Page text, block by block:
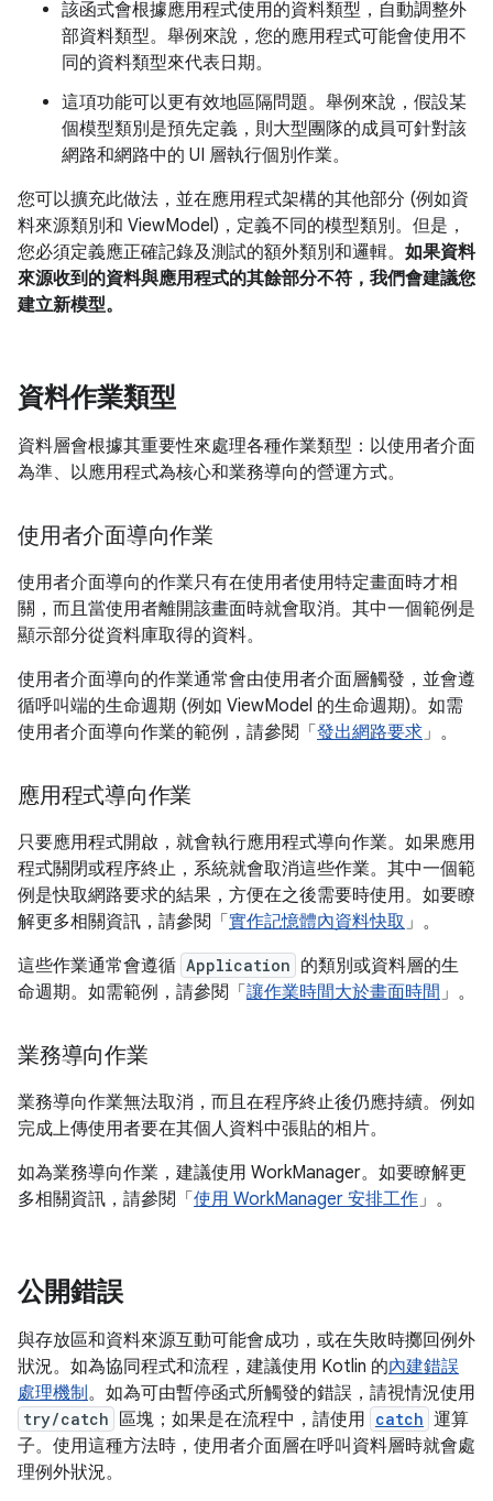
該函式會根據應用程式使用的資料類型，自動調整外
部資料類型。舉例來說，您的應用程式可能會使用不
同的資料類型來代表日期。
這項功能可以更有效地區隔問題。舉例來說，假設某
個模型類別是預先定義，則大型團隊的成員可針對該
網路和網路中的 UI 層執行個別作業。
您可以擴充此做法，並在應用程式架構的其他部分 (例如資
料來源類別和 ViewModel)，定義不同的模型類別。但是，
您必須定義應正確記錄及測試的額外類別和邏輯。 如果資料
來源收到的資料與應用程式的其餘部分不符，我們會建議您
建立新模型。
資料作業類型
資料層會根據其重要性來處理各種作業類型：以使用者介面
為準、以應用程式為核心和業務導向的營運方式。
使用者介面導向作業
使用者介面導向的作業只有在使用者使用特定畫面時才相
關，而且當使用者離開該畫面時就會取消。其中一個範例是
顯示部分從資料庫取得的資料。
使用者介面導向的作業通常會由使用者介面層觸發，並會遵
循呼叫端的生命週期 (例如 ViewModel 的生命週期)。如需
使用者介面導向作業的範例，請參閱「發出網路要求 」。
應用程式導向作業
只要應用程式開啟，就會執行應用程式導向作業。如果應用
程式關閉或程序終止，系統就會取消這些作業。其中一個範
例是快取網路要求的結果，方便在之後需要時使用。如要瞭
解更多相關資訊，請參閱「實作記憶體內資料快取 」。
這些作業通常會遵循 Application 的類別或資料層的生
命週期。如需範例，請參閱「讓作業時間大於畫面時間 」。
業務導向作業
業務導向作業無法取消，而且在程序終止後仍應持續。例如
完成上傳使用者要在其個人資料中張貼的相片。
如為業務導向作業，建議使用 WorkManager。如要瞭解更
多相關資訊，請參閱「使用 WorkManager 安排工作 」。
公開錯誤
與存放區和資料來源互動可能會成功，或在失敗時擲回例外
狀況。如為協同程式和流程，建議使用 Kotlin 的內建錯誤
處理機制。如為可由暫停函式所觸發的錯誤，請視情況使用
try/catch 區塊；如果是在流程中，請使用 catch 運算
子。使用這種方法時，使用者介面層在呼叫資料層時就會處
理例外狀況。